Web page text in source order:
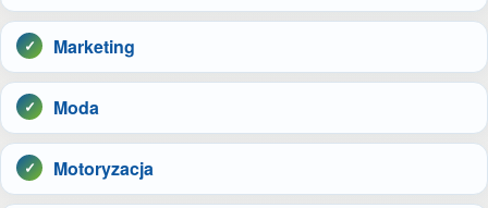
Marketing
Moda
Motoryzacja